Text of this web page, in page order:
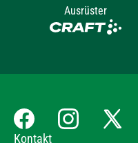
Ausrüster
Kontakt